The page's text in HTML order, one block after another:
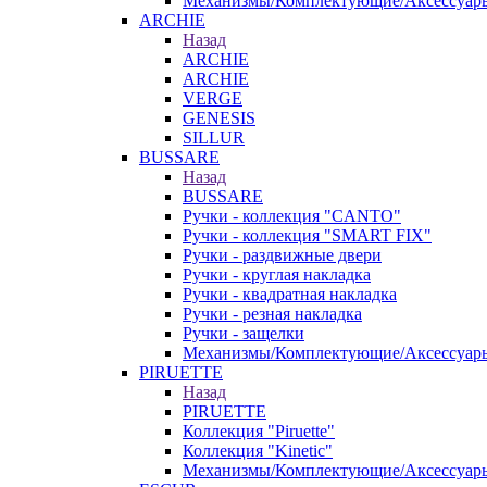
ARCHIE
Назад
ARCHIE
ARCHIE
VERGE
GENESIS
SILLUR
BUSSARE
Назад
BUSSARE
Ручки - коллекция "CANTO"
Ручки - коллекция "SMART FIX"
Ручки - раздвижные двери
Ручки - круглая накладка
Ручки - квадратная накладка
Ручки - резная накладка
Ручки - защелки
Механизмы/Комплектующие/
PIRUETTE
Назад
PIRUETTE
Коллекция "Piruette"
Коллекция "Kinetic"
Механизмы/Комплектующие/